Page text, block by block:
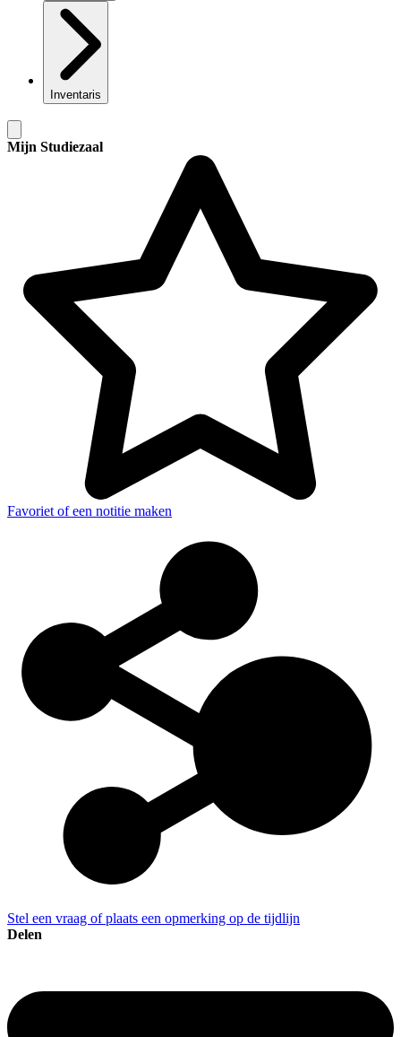
Inventaris
Mijn Studiezaal
Favoriet of een notitie maken
Stel een vraag of plaats een opmerking op de tijdlijn
Delen